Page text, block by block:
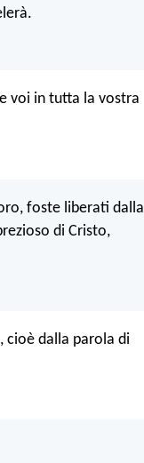
voi in tutta la vostra
foste liberati dalla
di Cristo,
cioè dalla parola di